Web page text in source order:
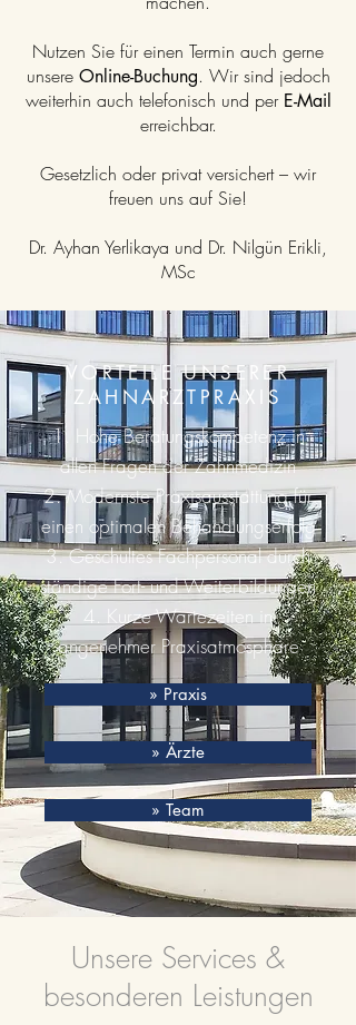
Nutzen Sie für einen Termin auch gerne
unsere Online-Buchung. Wir sind jedoch
weiterhin auch telefonisch und per E-Mail
erreichbar.
Gesetzlich oder privat versichert – wir
freuen uns auf Sie!
Dr. Ayhan Yerlikaya und Dr. Nilgün Erikli,
MSc
VORTEILE UNSERER
ZAHNARZTPRAXIS
1. Hohe Beratungskompetenz in
allen Fragen der Zahnmedizin
2. Modernste Praxisausstattung für
einen optimalen Behandlungserfolg
3. Geschultes Fachpersonal durch
ständige Fort- und Weiterbildungen
4. Kurze Wartezeiten in
angenehmer Praxisatmosphäre
» Praxis
» Ärzte
» Team
Unsere Services &
besonderen Leistungen